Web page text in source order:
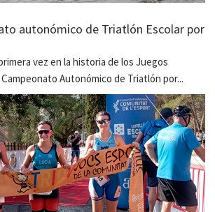
autonómico de Triatlón Escolar por
vez en la historia de los Juegos
Autonómico de Triatlón por...